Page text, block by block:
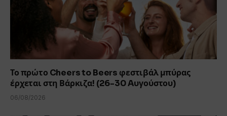
Το πρώτο Cheers to Beers φεστιβάλ μπύρας
έρχεται στη Βάρκιζα! (26-30 Aυγούστου)
06/08/2026